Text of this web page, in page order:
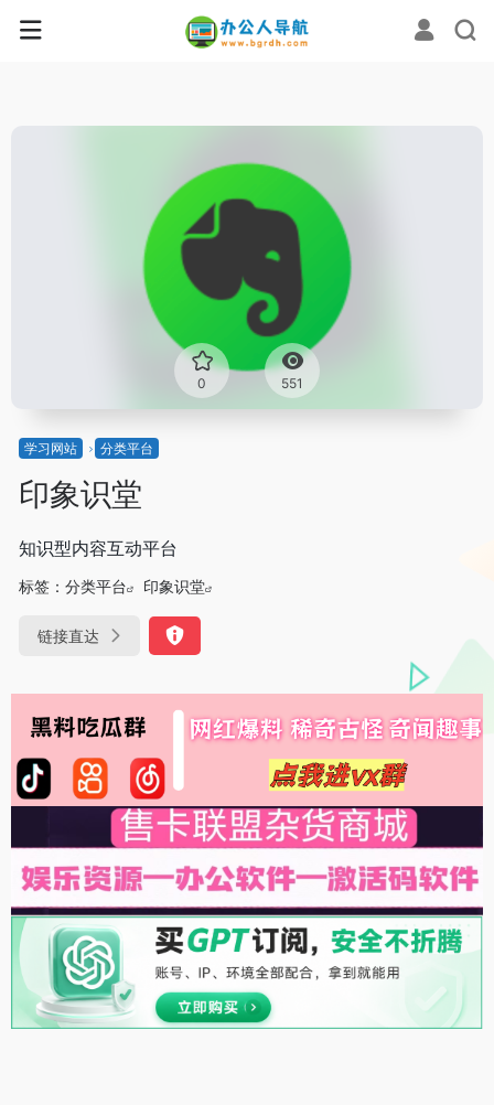
0 551
学习网站 分类平台
印象识堂
知识型内容互动平台
标签： 分类平台 印象识堂
链接直达